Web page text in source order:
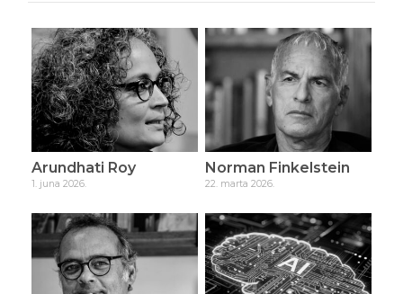
Arundhati Roy
1. juna 2026.
Norman Finkelstein
22. marta 2026.